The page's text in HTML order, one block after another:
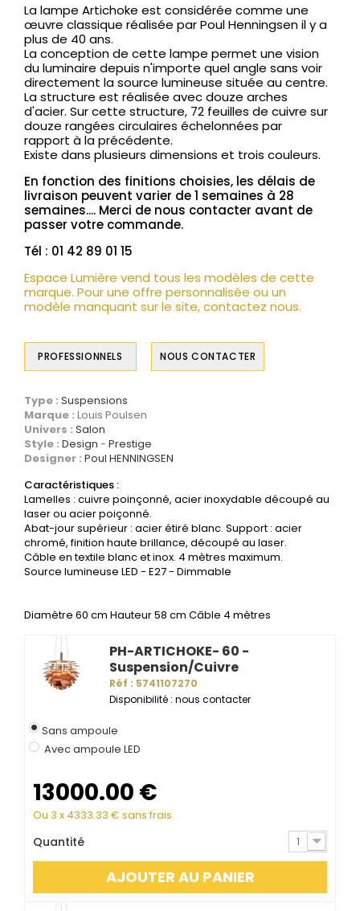
La lampe Artichoke est considérée comme une
œuvre classique réalisée par Poul Henningsen il y a
plus de 40 ans.
La conception de cette lampe permet une vision
du luminaire depuis n'importe quel angle sans voir
directement la source lumineuse située au centre.
La structure est réalisée avec douze arches
d'acier. Sur cette structure, 72 feuilles de cuivre sur
douze rangées circulaires échelonnées par
rapport à la précédente.
Existe dans plusieurs dimensions et trois couleurs.
En fonction des finitions choisies, les délais de
livraison peuvent varier de 1 semaines à 28
semaines.... Merci de nous contacter avant de
passer votre commande.
Tél : 01 42 89 01 15
Espace Lumière vend tous les modèles de cette
marque. Pour une offre personnalisée ou un
modèle manquant sur le site, contactez nous.
PROFESSIONNELS NOUS CONTACTER
Type : Suspensions
Marque : Louis Poulsen
Univers : Salon
Style : Design
Prestige
Designer : Poul HENNINGSEN
Caractéristiques :
Lamelles : cuivre poinçonné, acier inoxydable découpé au
laser ou acier poiçonné.
Abat-jour supérieur : acier étiré blanc. Support : acier
chromé, finition haute brillance, découpé au laser.
Câble en textile blanc et inox. 4 mètres maximum.
Source lumineuse LED - E27 - Dimmable
Diamètre 60 cm Hauteur 58 cm Câble 4 mètres
PH-ARTICHOKE- 60 -
Suspension/Cuivre
Réf : 5741107270
Disponibilité : nous contacter
Sans ampoule
Avec ampoule LED
13000.00 €
Ou 3 x 4333.33 € sans frais
Quantité 1
AJOUTER AU PANIER